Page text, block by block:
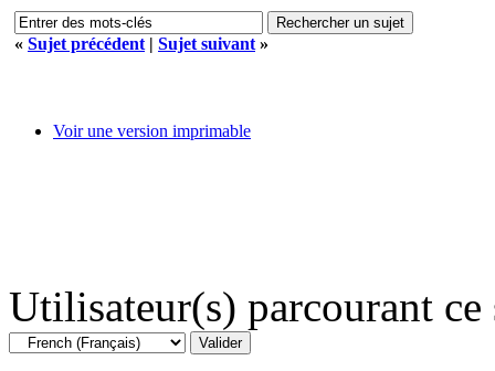
« Sujet précédent | Sujet suivant »
Voir une version imprimable
Utilisateur(s) parcourant